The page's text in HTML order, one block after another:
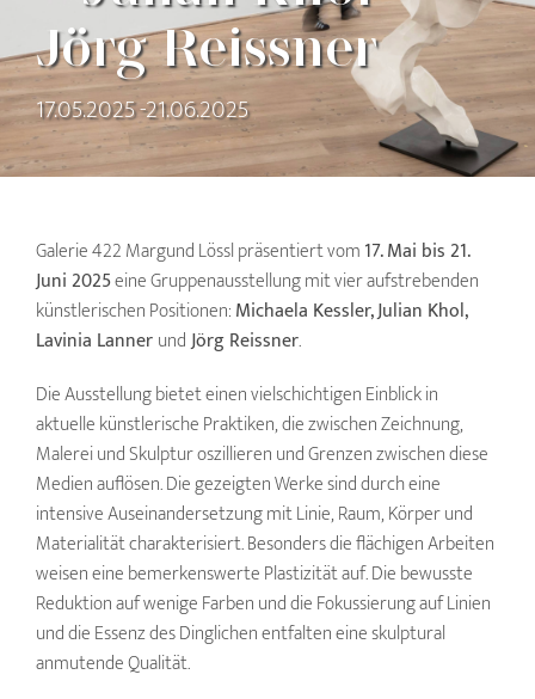
Jörg Reissner
17.05.2025 -21.06.2025
Galerie 422 Margund Lössl präsentiert vom17. Mai bis 21.
Juni 2025eine Gruppenausstellung mit vier aufstrebenden
künstlerischen Positionen:Michaela Kessler, Julian Khol,
Lavinia LannerundJörg Reissner.
Die Ausstellung bietet einen vielschichtigen Einblick in
aktuelle künstlerische Praktiken, die zwischen Zeichnung,
Malerei und Skulptur oszillieren und Grenzen zwischen diese
Medien auflösen. Die gezeigten Werke sind durch eine
intensive Auseinandersetzung mit Linie, Raum, Körper und
Materialität charakterisiert. Besonders die flächigen Arbeiten
weisen eine bemerkenswerte Plastizität auf. Die bewusste
Reduktion auf wenige Farben und die Fokussierung auf Linien
und die Essenz des Dinglichen entfalten eine skulptural
anmutende Qualität.